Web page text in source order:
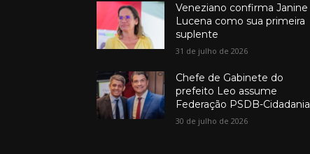
Veneziano confirma Janine
Lucena como sua primeira
suplente
31 de julho de 2026
Chefe de Gabinete do
prefeito Leo assume
Federação PSDB-Cidadania
30 de julho de 2026